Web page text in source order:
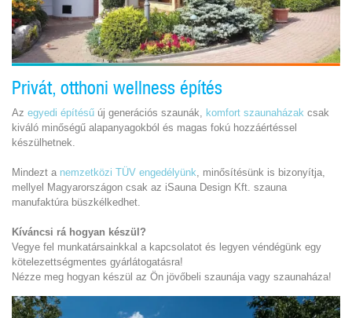
Privát, otthoni wellness építés
Az egyedi építésű új generációs szaunák, komfort szaunaházak csak
kiváló minőségű alapanyagokból és magas fokú hozzáértéssel
készülhetnek.
Mindezt a nemzetközi TÜV engedélyünk , minősítésünk is bizonyítja,
mellyel Magyarországon csak az iSauna Design Kft. szauna
manufaktúra büszkélkedhet.
Kíváncsi rá hogyan készül?
Vegye fel munkatársainkkal a kapcsolatot és legyen véndégünk egy
kötelezettségmentes gyárlátogatásra!
Nézze meg hogyan készül az Ön jövőbeli szaunája vagy szaunaháza!